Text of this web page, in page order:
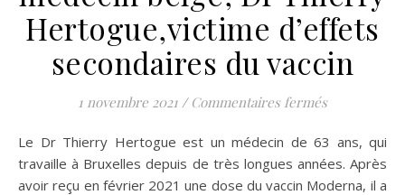
Hertogue,victime d’effets
secondaires du vaccin
1 novembre 2021 / Commentaires ferméssur
Le Dr Thierry Hertogue est un médecin de 63 ans, qui
travaille à Bruxelles depuis de très longues années. Après
avoir reçu en février 2021 une dose du vaccin Moderna, il a